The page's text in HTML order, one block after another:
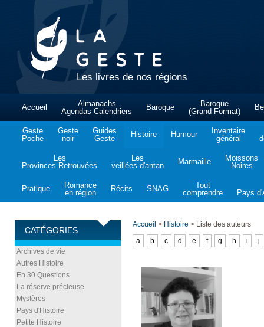
Les livres de nos régions
Accueil
Almanachs
Agendas Calendriers
Baroque
Baroque
(Grand Format)
Geste
Poche
Geste
noir
Guides
Geste
Histoire Humour
Inventaire
général
Les
Provinces Retrouvées
Les
veillées d'antan
Marmaille
Moissons
Noires
Pratique
Romance
en région
Récits SNAG
Tout
comprendre
Pays
CATÉGORIES
Archives de vie
Autres Histoire
En 30 Questions
La réserve précieuse
Mystères
Pays d'Histoire
Petite Histoire
Accueil > Histoire > Liste des auteurs
a
b c d e f g h i j